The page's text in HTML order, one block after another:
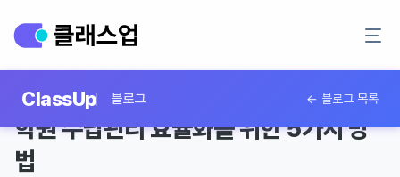
ClassUp 블로그 ← 블로그 목록
2026년 2월 18일 7분 읽기
학원 수납관리 효율화를 위한 5가지 방
법